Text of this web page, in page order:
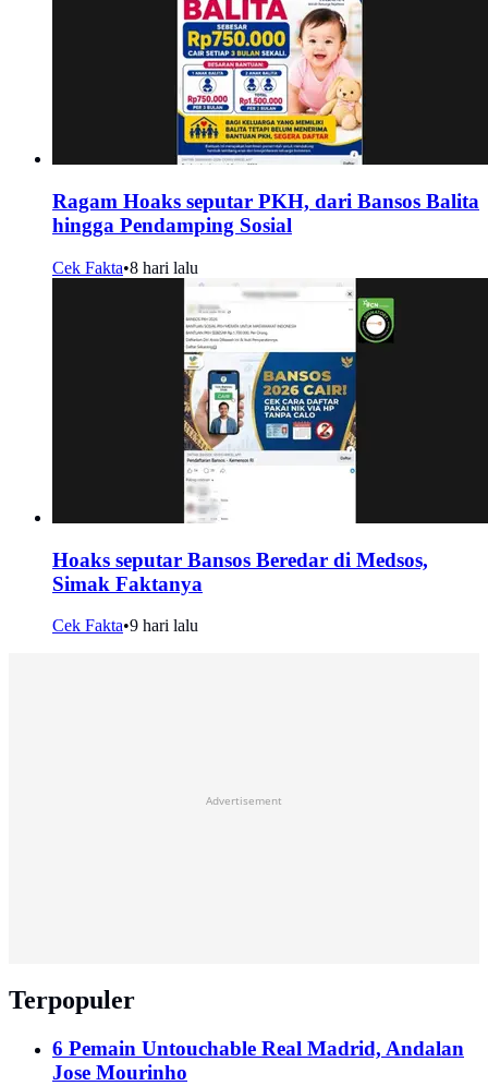
Ragam Hoaks seputar PKH, dari Bansos Balita
hingga Pendamping Sosial
Cek Fakta•8 hari lalu
Hoaks seputar Bansos Beredar di Medsos,
Simak Faktanya
Cek Fakta•9 hari lalu
Advertisement
Terpopuler
6 Pemain Untouchable Real Madrid, Andalan
Jose Mourinho